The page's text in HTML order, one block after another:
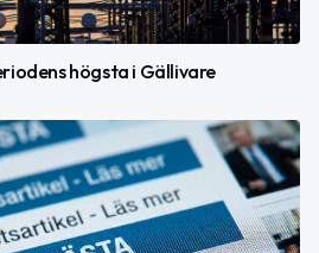
högsta i Gällivare